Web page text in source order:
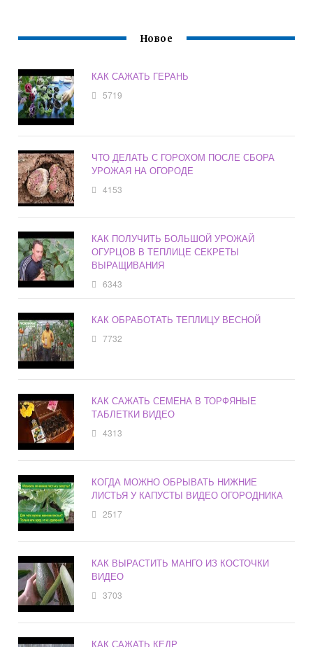
Новое
КАК САЖАТЬ ГЕРАНЬ
5719
ЧТО ДЕЛАТЬ С ГОРОХОМ ПОСЛЕ СБОРА
УРОЖАЯ НА ОГОРОДЕ
4153
КАК ПОЛУЧИТЬ БОЛЬШОЙ УРОЖАЙ
ОГУРЦОВ В ТЕПЛИЦЕ СЕКРЕТЫ
ВЫРАЩИВАНИЯ
6343
КАК ОБРАБОТАТЬ ТЕПЛИЦУ ВЕСНОЙ
7732
КАК САЖАТЬ СЕМЕНА В ТОРФЯНЫЕ
ТАБЛЕТКИ ВИДЕО
4313
КОГДА МОЖНО ОБРЫВАТЬ НИЖНИЕ
ЛИСТЬЯ У КАПУСТЫ ВИДЕО ОГОРОДНИКА
2517
КАК ВЫРАСТИТЬ МАНГО ИЗ КОСТОЧКИ
ВИДЕО
3703
КАК САЖАТЬ КЕДР